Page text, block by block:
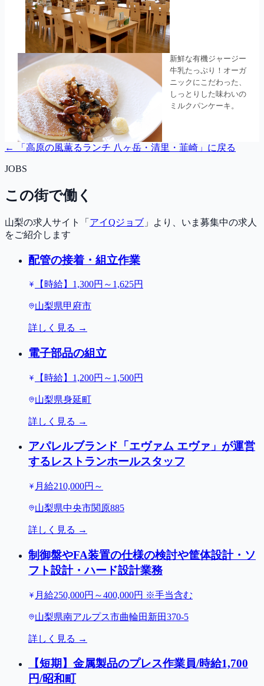
← 「 高原の風薫るランチ 八ヶ岳・清里・韮崎 」に戻る
JOBS
この街で働く
山梨の求人サイト「 アイQジョブ 」より、いま募集中の求人
をご紹介します
配管の接着・組立作業
【時給】1,300円～1,625円
山梨県甲府市
詳しく見る →
電子部品の組立
【時給】1,200円～1,500円
山梨県身延町
詳しく見る →
アパレルブランド「エヴァム エヴァ」が運営
するレストランホールスタッフ
月給210,000円～
山梨県中央市関原885
詳しく見る →
制御盤やFA装置の仕様の検討や筐体設計・ソ
フト設計・ハード設計業務
月給250,000円～400,000円 ※手当含む
山梨県南アルプス市曲輪田新田370-5
詳しく見る →
【短期】金属製品のプレス作業員/時給1,700
円/昭和町